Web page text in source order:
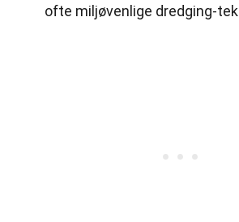
ofte miljøvenlige dredging-